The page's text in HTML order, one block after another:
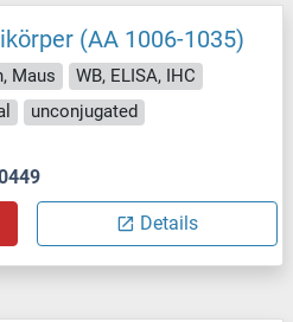
(AA 1006-1035)
Maus
WB, ELISA, IHC
unconjugated
Details